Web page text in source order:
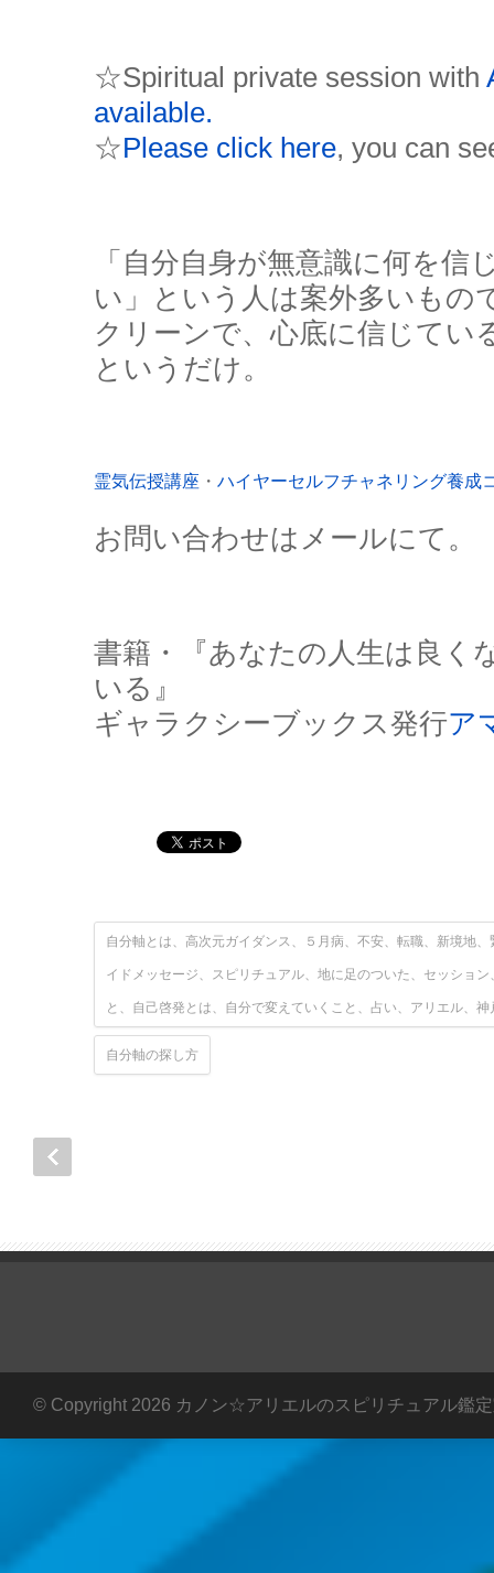
☆Spiritual private session with
available.
☆Please click here, you can
「自分自身が無意識に何を信
い」という人は案外多いもの
クリーンで、心底に信じてい
というだけ。
霊気伝授講座 ・ ハイヤーセルフチャネリング養成
お問い合わせはメールにて。
書籍・『あなたの人生は良く
いる』
ギャラクシーブックス発行ア
自分軸とは、高次元ガイダンス、５月病、不安、転職、新境地
イドメッセージ、スピリチュアル、地に足のついた、セッショ
と、自己啓発とは、自分で変えていくこと、占い、アリエル、
自分軸の探し方
© Copyright 2026 カノン☆アリエルのスピリチュアル鑑